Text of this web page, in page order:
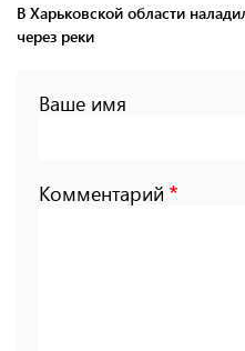
В Харьковской области
через реки
Ваше имя
Комментарий